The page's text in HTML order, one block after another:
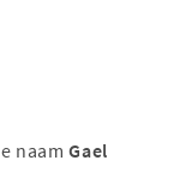
naamGael